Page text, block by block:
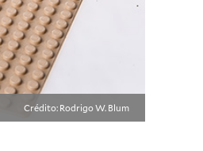
Crédito: Rodrigo W. Blum